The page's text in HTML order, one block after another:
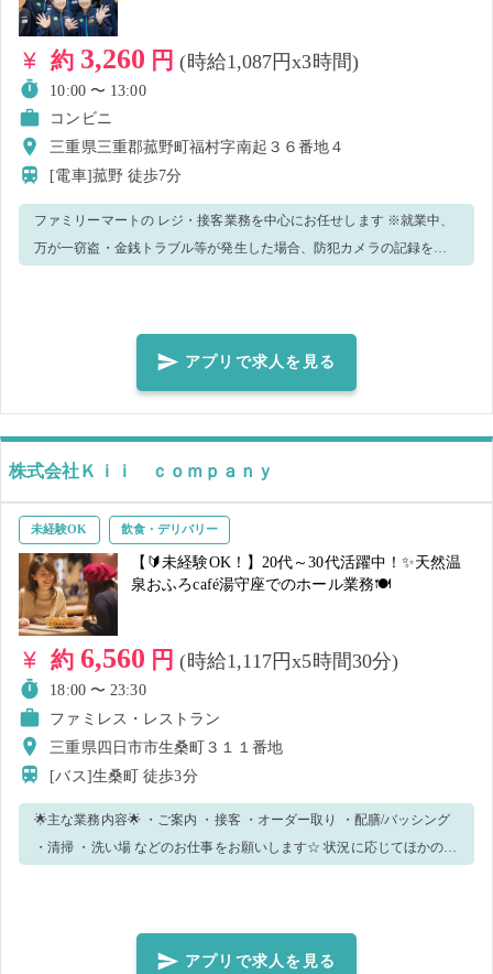
約 3,260 円(時給1,087円x3時間)
10:00 〜 13:00
コンビニ
三重県三重郡菰野町福村字南起３６番地４
[電車]菰野徒歩7分
ファミリーマートの レジ・接客業務を中心にお任せします ※就業中、
万が一窃盗・金銭トラブル等が発生した場合、防犯カメラの記録を警
アプリで求人を見る
株式会社Ｋｉｉ ｃｏｍｐａｎｙ
未経験OK 飲食・デリバリー
【🔰未経験OK！】20代～30代活躍中！✨天然温
泉おふろcafé湯守座でのホール業務🍽️
約 6,560 円(時給1,117円x5時間30分)
18:00 〜 23:30
ファミレス・レストラン
三重県四日市市生桑町３１１番地
[バス]生桑町徒歩3分
🌟主な業務内容🌟 ・ご案内 ・接客 ・オーダー取り ・配膳/バッシング
・清掃 ・洗い場 などのお仕事をお願いします☆ 状況に応じてほかの業
ミュニケーション能力を重要視しています） ▼飲食業経験者、興味の
ある方 におすすめです＊° 未経験の方も丁寧なレクチャーがあるのでアプリで求人を見る